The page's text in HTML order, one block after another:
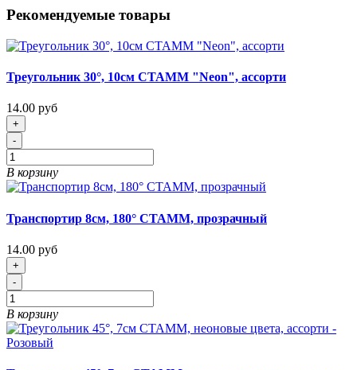
Рекомендуемые товары
Треугольник 30°, 10см СТАММ "Neon", ассорти
14.00 руб
+
-
В корзину
Транспортир 8см, 180° СТАММ, прозрачный
14.00 руб
+
-
В корзину